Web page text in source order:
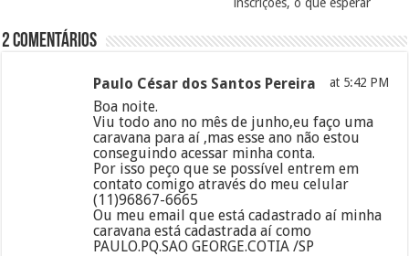
2 Comentários
Paulo César dos Santos Pereira at 5:42 PM
Boa noite.
Viu todo ano no mês de junho,eu faço uma
caravana para aí ,mas esse ano não estou
conseguindo acessar minha conta.
Por isso peço que se possível entrem em
contato comigo através do meu celular
(11)96867-6665
Ou meu email que está cadastrado aí minha
caravana está cadastrada aí como
PAULO.PQ.SAO GEORGE.COTIA /SP